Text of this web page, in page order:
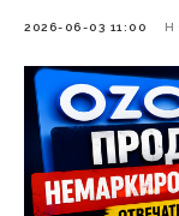
2026-06-03 11:00